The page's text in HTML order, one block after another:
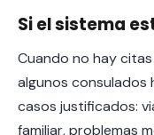
Si el sistema
Cuando no hay
algunos consulados
casos justificados:
familiar, problemas